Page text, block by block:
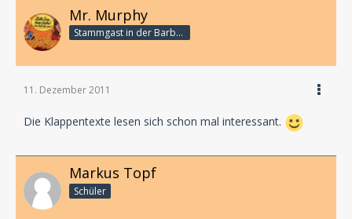
Mr. Murphy
Stammgast in der Barbarabar
11. Dezember 2011
Die Klappentexte lesen sich schon mal interessant.
Markus Topf
Schüler